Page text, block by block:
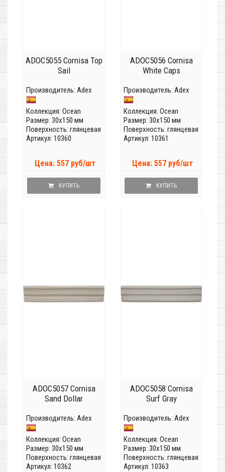
ADOC5055 Cornisa Top
Sail
Производитель: Adex
Коллекция: Ocean
Размер: 30x150 мм
Поверхность: глянцевая
Артикул: 10360
Цена: 557 руб/шт
КУПИТЬ
ADOC5056 Cornisa
White Caps
Производитель: Adex
Коллекция: Ocean
Размер: 30x150 мм
Поверхность: глянцевая
Артикул: 10361
Цена: 557 руб/шт
КУПИТЬ
ADOC5057 Cornisa
Sand Dollar
Производитель: Adex
Коллекция: Ocean
Размер: 30x150 мм
Поверхность: глянцевая
Артикул: 10362
ADOC5058 Cornisa
Surf Gray
Производитель: Adex
Коллекция: Ocean
Размер: 30x150 мм
Поверхность: глянцевая
Артикул: 10363